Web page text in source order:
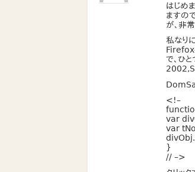
はじめ
ますの
が、非
私なり
で、ひ
<!–
var
var
}
// –>